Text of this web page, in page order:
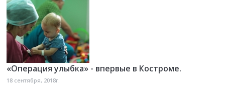
«Операция улыбка» - впервые в Костроме.
18 сентября, 2018г.